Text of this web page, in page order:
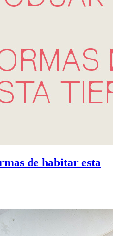
de habitar esta